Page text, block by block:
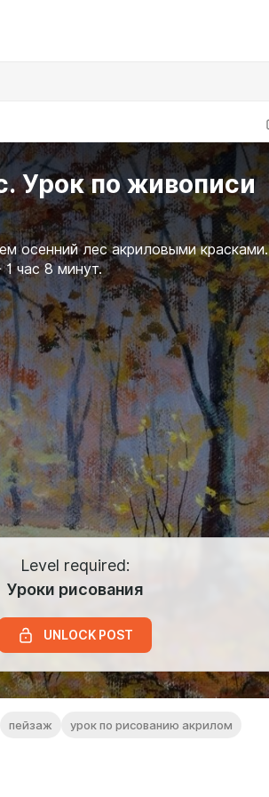
Урок по живописи
осенний лес акриловыми красками.
час 8 минут.
Level required:
Уроки рисования
UNLOCK POST
пейзаж
урок по рисованию акрилом